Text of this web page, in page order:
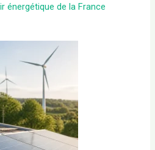
énergétique de la France